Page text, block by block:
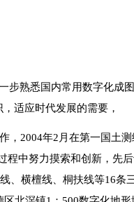
步熟悉国内常用数字化成
适应时代发展的需要，
，2004年2月在第一国土测
程中努力摸索和创新，先
、横檀线、桐扶线等16条